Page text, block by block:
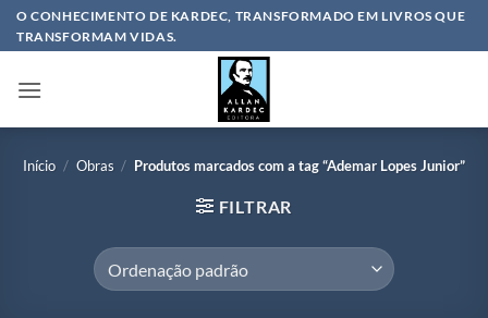
SkipO CONHECIMENTO DE KARDEC, TRANSFORMADO EM LIVROS QUE
TRANSFORMAM VIDAS.
Início / Obras / Produtos marcados com a tag “Ademar Lopes Junior”
FILTRAR